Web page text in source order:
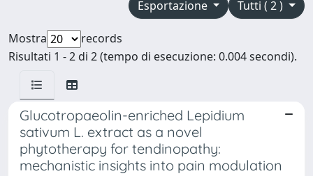
Tutti ( 2 )
Esportazione
Mostra
records
Risultati 1 - 2 di 2 (tempo di esecuzione: 0.004 secondi).
Glucotropaeolin-enriched Lepidium
sativum L. extract as a novel
phytotherapy for tendinopathy:
mechanistic insights into pain modulation